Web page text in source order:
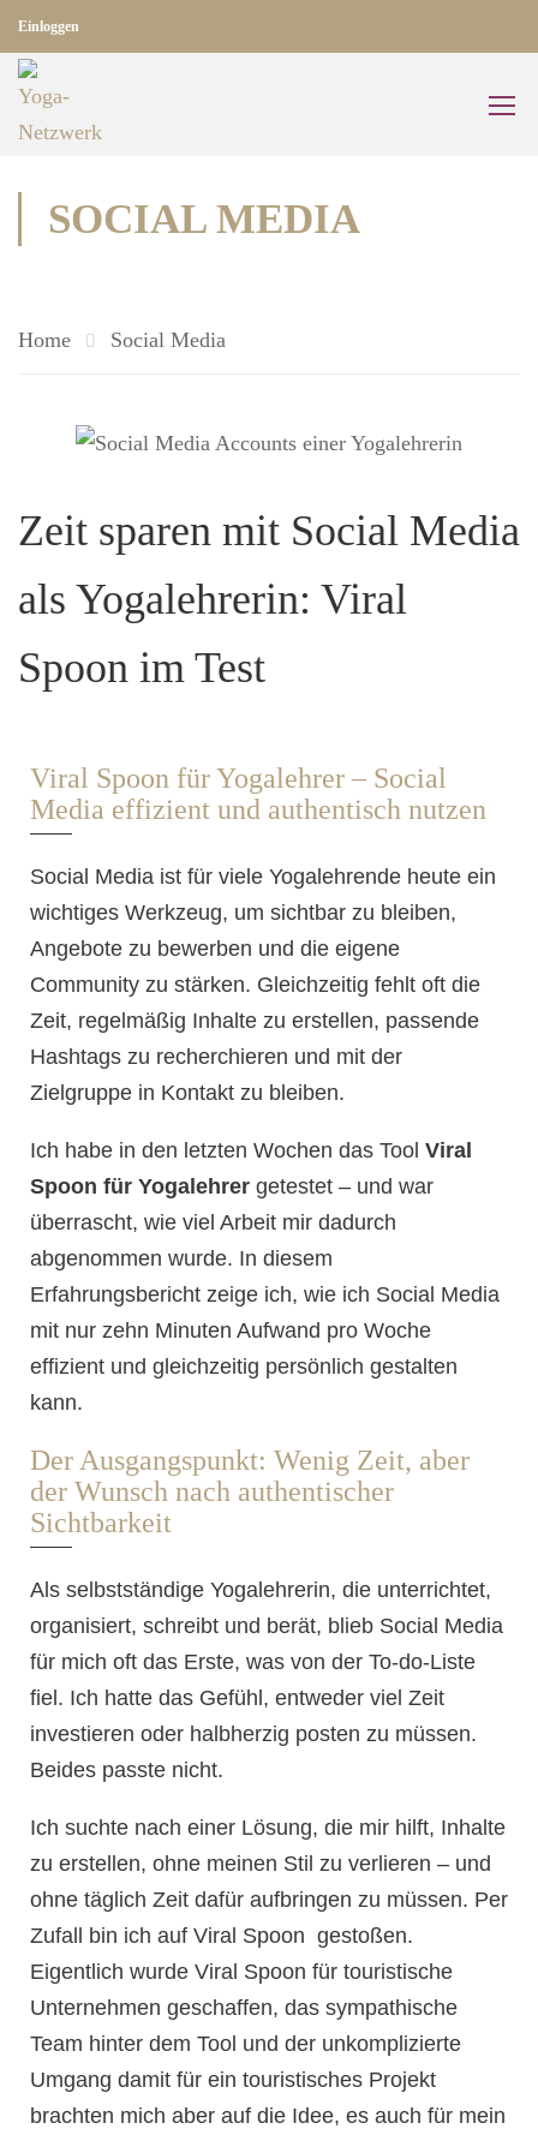
Einloggen
SOCIAL MEDIA
Home Social Media
Zeit sparen mit Social Media
als Yogalehrerin: Viral
Spoon im Test
Viral Spoon für Yogalehrer – Social
Media effizient und authentisch nutzen
Social Media ist für viele Yogalehrende heute ein
wichtiges Werkzeug, um sichtbar zu bleiben,
Angebote zu bewerben und die eigene
Community zu stärken. Gleichzeitig fehlt oft die
Zeit, regelmäßig Inhalte zu erstellen, passende
Hashtags zu recherchieren und mit der
Zielgruppe in Kontakt zu bleiben.
Ich habe in den letzten Wochen das Tool Viral
Spoon für Yogalehrer getestet – und war
überrascht, wie viel Arbeit mir dadurch
abgenommen wurde. In diesem
Erfahrungsbericht zeige ich, wie ich Social Media
mit nur zehn Minuten Aufwand pro Woche
effizient und gleichzeitig persönlich gestalten
kann.
Der Ausgangspunkt: Wenig Zeit, aber
der Wunsch nach authentischer
Sichtbarkeit
Als selbstständige Yogalehrerin, die unterrichtet,
organisiert, schreibt und berät, blieb Social Media
für mich oft das Erste, was von der To-do-Liste
fiel. Ich hatte das Gefühl, entweder viel Zeit
investieren oder halbherzig posten zu müssen.
Beides passte nicht.
Ich suchte nach einer Lösung, die mir hilft, Inhalte
zu erstellen, ohne meinen Stil zu verlieren – und
ohne täglich Zeit dafür aufbringen zu müssen. Per
Zufall bin ich auf Viral Spoon gestoßen.
Eigentlich wurde Viral Spoon für touristische
Unternehmen geschaffen, das sympathische
Team hinter dem Tool und der unkomplizierte
Umgang damit für ein touristisches Projekt
brachten mich aber auf die Idee, es auch für mein